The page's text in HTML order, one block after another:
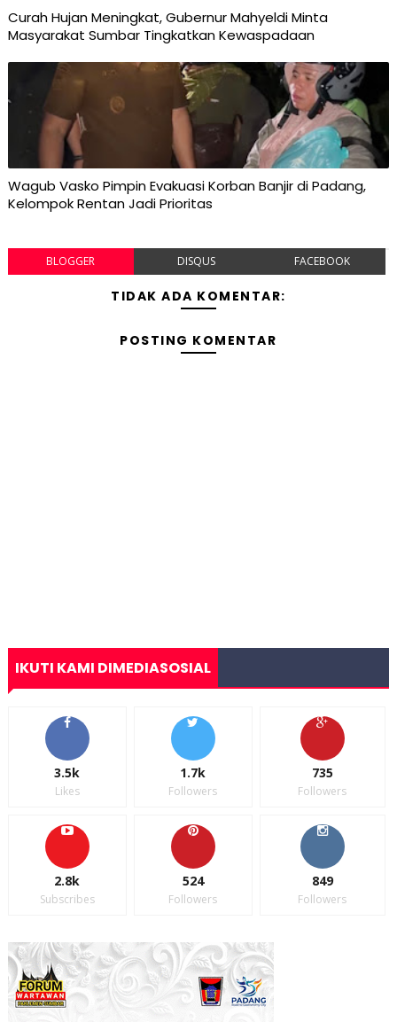
Curah Hujan Meningkat, Gubernur Mahyeldi Minta
Masyarakat Sumbar Tingkatkan Kewaspadaan
Wagub Vasko Pimpin Evakuasi Korban Banjir di Padang,
Kelompok Rentan Jadi Prioritas
BLOGGER DISQUS FACEBOOK
TIDAK ADA KOMENTAR:
POSTING KOMENTAR
IKUTI KAMI DIMEDIASOSIAL
3.5k
Likes
1.7k
Followers
735
Followers
2.8k
Subscribes
524
Followers
849
Followers